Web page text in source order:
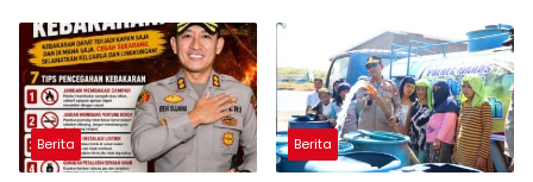
Belitung
Berita Berita